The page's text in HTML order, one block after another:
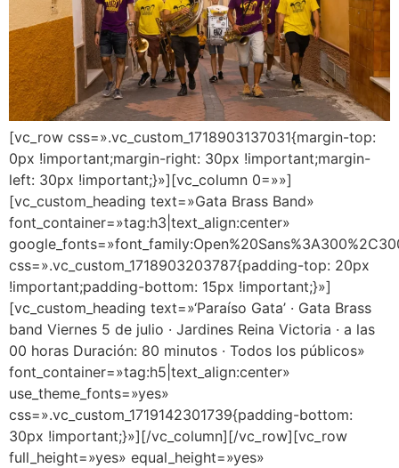
[vc_row css=».vc_custom_1718903137031{margin-top:
0px !important;margin-right: 30px !important;margin-
left: 30px !important;}»][vc_column 0=»»]
[vc_custom_heading text=»Gata Brass Band»
font_container=»tag:h3|text_align:center»
css=».vc_custom_1718903203787{padding-top: 20px
!important;padding-bottom: 15px !important;}»]
[vc_custom_heading text=»‘Paraíso Gata’ · Gata Brass
band Viernes 5 de julio · Jardines Reina Victoria · a las
00 horas Duración: 80 minutos · Todos los públicos»
font_container=»tag:h5|text_align:center»
use_theme_fonts=»yes»
css=».vc_custom_1719142301739{padding-bottom:
30px !important;}»][/vc_column][/vc_row][vc_row
full_height=»yes» equal_height=»yes»